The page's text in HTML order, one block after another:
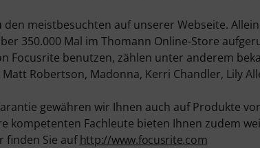
meistbesuchten auf unserer Webseite.
350.000 Mal im Thomann Online-Store
Focusrite benutzen, zählen unter anderem
Robertson, Madonna, Kerri Chandler, Lily
gewähren wir Ihnen auch auf Produkte
kompetenten Fachleute bieten Ihnen zudem
finden Sie aufhttp://www.focusrite.com